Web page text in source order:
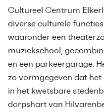
Cultureel Centrum
diverse culturele
waaronder een
muziekschool,
en een parkeergarage.
zo vormgegeven dat
in het kwetsbare
dorpshart van